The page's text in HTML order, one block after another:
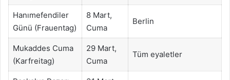
Hanımefendiler
Günü (Frauentag)
8 Mart,
Cuma
Berlin
Mukaddes Cuma
(Karfreitag)
29 Mart,
Cuma
Tüm eyaletler